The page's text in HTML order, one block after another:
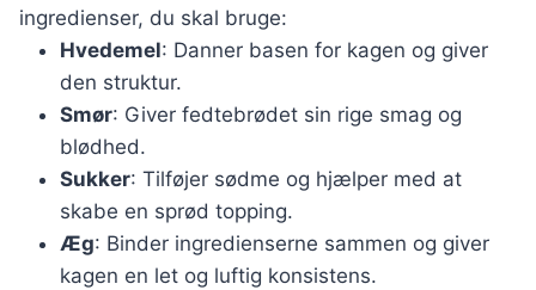
ingredienser, du skal bruge:
Hvedemel: Danner basen for kagen og giver
den struktur.
Smør: Giver fedtebrødet sin rige smag og
blødhed.
Sukker: Tilføjer sødme og hjælper med at
skabe en sprød topping.
Æg: Binder ingredienserne sammen og giver
kagen en let og luftig konsistens.